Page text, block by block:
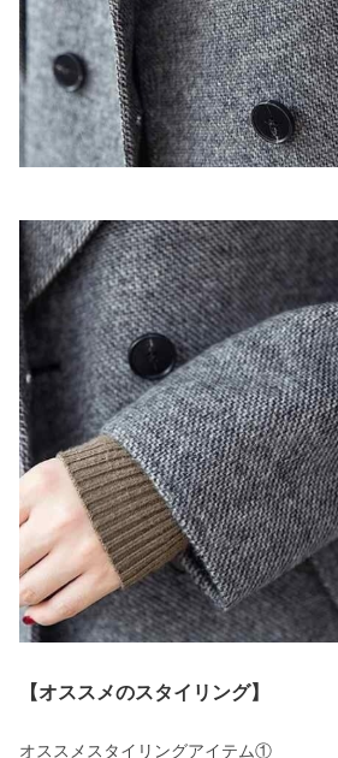
【オススメのスタイリング】